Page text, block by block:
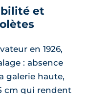
et
en 1926,
: absence
galerie haute,
cm qui rendent